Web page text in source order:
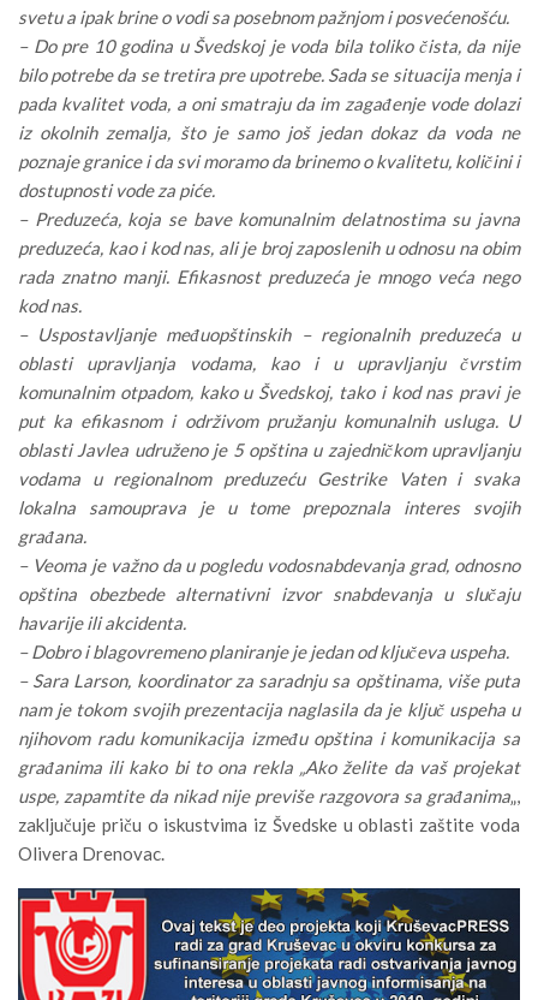
svetu a ipak brine o vodi sa posebnom pažnjom i posvećenošću.
– Do pre 10 godina u Švedskoj je voda bila toliko čista, da nije
bilo potrebe da se tretira pre upotrebe. Sada se situacija menja i
pada kvalitet voda, a oni smatraju da im zagađenje vode dolazi
iz okolnih zemalja, što je samo još jedan dokaz da voda ne
poznaje granice i da svi moramo da brinemo o kvalitetu, količini i
dostupnosti vode za piće.
– Preduzeća, koja se bave komunalnim delatnostima su javna
preduzeća, kao i kod nas, ali je broj zaposlenih u odnosu na obim
rada znatno manji. Efikasnost preduzeća je mnogo veća nego
kod nas.
– Uspostavljanje međuopštinskih – regionalnih preduzeća u
oblasti upravljanja vodama, kao i u upravljanju čvrstim
komunalnim otpadom, kako u Švedskoj, tako i kod nas pravi je
put ka efikasnom i održivom pružanju komunalnih usluga. U
oblasti Javlea udruženo je 5 opština u zajedničkom upravljanju
vodama u regionalnom preduzeću Gestrike Vaten i svaka
lokalna samouprava je u tome prepoznala interes svojih
građana.
– Veoma je važno da u pogledu vodosnabdevanja grad, odnosno
opština obezbede alternativni izvor snabdevanja u slučaju
havarije ili akcidenta.
– Dobro i blagovremeno planiranje je jedan od ključeva uspeha.
– Sara Larson, koordinator za saradnju sa opštinama, više puta
nam je tokom svojih prezentacija naglasila da je ključ uspeha u
njihovom radu komunikacija između opština i komunikacija sa
građanima ili kako bi to ona rekla „Ako želite da vaš projekat
uspe, zapamtite da nikad nije previše razgovora sa građanima
zaključuje priču o iskustvima iz Švedske u oblasti zaštite voda
Olivera Drenovac.